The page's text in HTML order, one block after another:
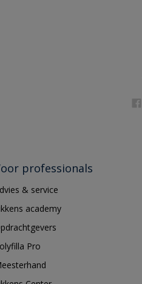
professionals
& service
academy
Pro